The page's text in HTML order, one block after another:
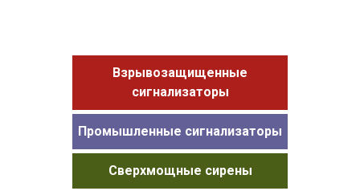
Взрывозащищенные
сигнализаторы
Промышленные сигнализаторы
Сверхмощные сирены